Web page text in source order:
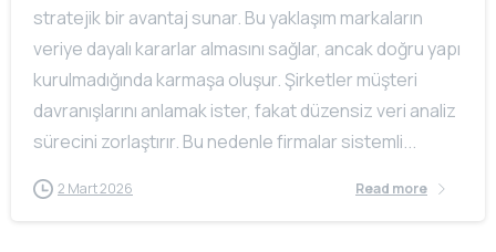
stratejik bir avantaj sunar. Bu yaklaşım markaların
veriye dayalı kararlar almasını sağlar, ancak doğru yapı
kurulmadığında karmaşa oluşur. Şirketler müşteri
davranışlarını anlamak ister, fakat düzensiz veri analiz
sürecini zorlaştırır. Bu nedenle firmalar sistemli...
2 Mart 2026 Read more